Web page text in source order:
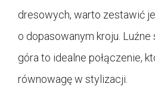
dresowych, warto zestawić
o dopasowanym kroju. Luźne
góra to idealne połączenie,
równowagę w stylizacji.